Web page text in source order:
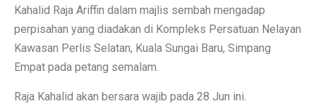
Kahalid Raja Ariffin dalam majlis sembah mengadap
perpisahan yang diadakan di Kompleks Persatuan Nelayan
Kawasan Perlis Selatan, Kuala Sungai Baru, Simpang
Empat pada petang semalam.
Raja Kahalid akan bersara wajib pada 28 Jun ini.